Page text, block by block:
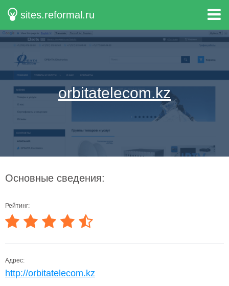
sites.reformal.ru
orbitatelecom.kz
Основные сведения:
Рейтинг:
Адрес:
http://orbitatelecom.kz